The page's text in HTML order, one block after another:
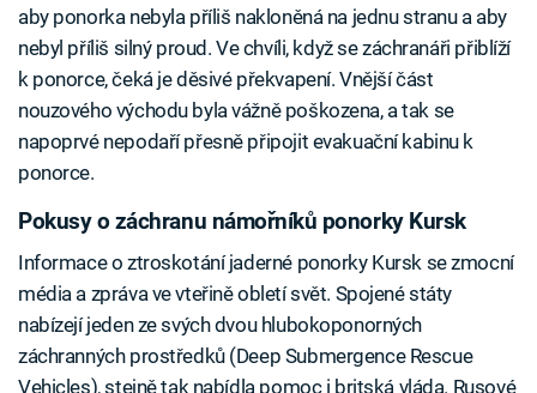
aby ponorka nebyla příliš nakloněná na jednu stranu a aby
nebyl příliš silný proud. Ve chvíli, když se záchranáři přiblíží
k ponorce, čeká je děsivé překvapení. Vnější část
nouzového východu byla vážně poškozena, a tak se
napoprvé nepodaří přesně připojit evakuační kabinu k
ponorce.
Pokusy o záchranu námořníků ponorky Kursk
Informace o ztroskotání jaderné ponorky Kursk se zmocní
média a zpráva ve vteřině obletí svět. Spojené státy
nabízejí jeden ze svých dvou hlubokoponorných
záchranných prostředků (Deep Submergence Rescue
Vehicles), stejně tak nabídla pomoc i britská vláda. Rusové